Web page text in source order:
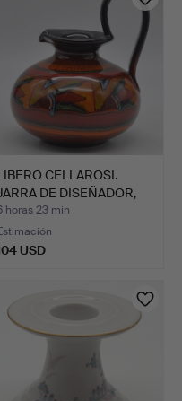
CELLAROSI.
DE DISEÑADOR,
horas 23 min
USD